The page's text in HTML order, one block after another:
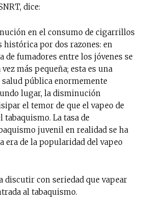
dice:
en el consumo de cigarrillos
histórica por dos razones: en
de fumadores entre los jóvenes se
más pequeña; esta es una
pública enormemente
lugar, la disminución
el temor de que el vapeo de
La tasa de
juvenil en realidad se ha
era de la popularidad del vapeo
discutir con seriedad que vapear
al tabaquismo.